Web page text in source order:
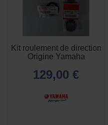
Kit roulement de direction
Origine Yamaha
129,00 €
 APERÇU
RAPIDE